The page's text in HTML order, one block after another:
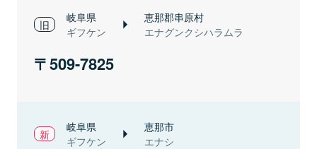
岐阜県
ギフケン
恵那郡串原村
エナグンクシハラムラ
509-7825
岐阜県
ギフケン
恵那市
エナシ